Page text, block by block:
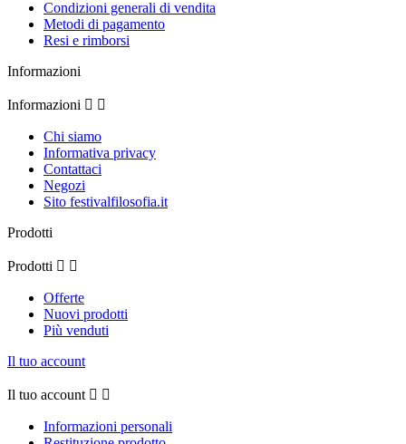
Condizioni generali di vendita
Metodi di pagamento
Resi e rimborsi
Informazioni
Informazioni  
Chi siamo
Informativa privacy
Contattaci
Negozi
Sito festivalfilosofia.it
Prodotti
Prodotti  
Offerte
Nuovi prodotti
Più venduti
Il tuo account
Il tuo account  
Informazioni personali